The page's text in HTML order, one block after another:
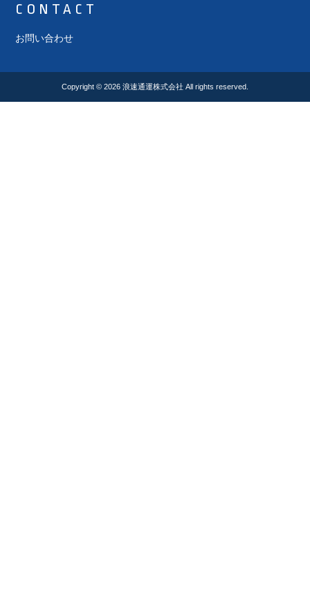
CONTACT
お問い合わせ
Copyright © 2026 浪速通運株式会社 All rights reserved.